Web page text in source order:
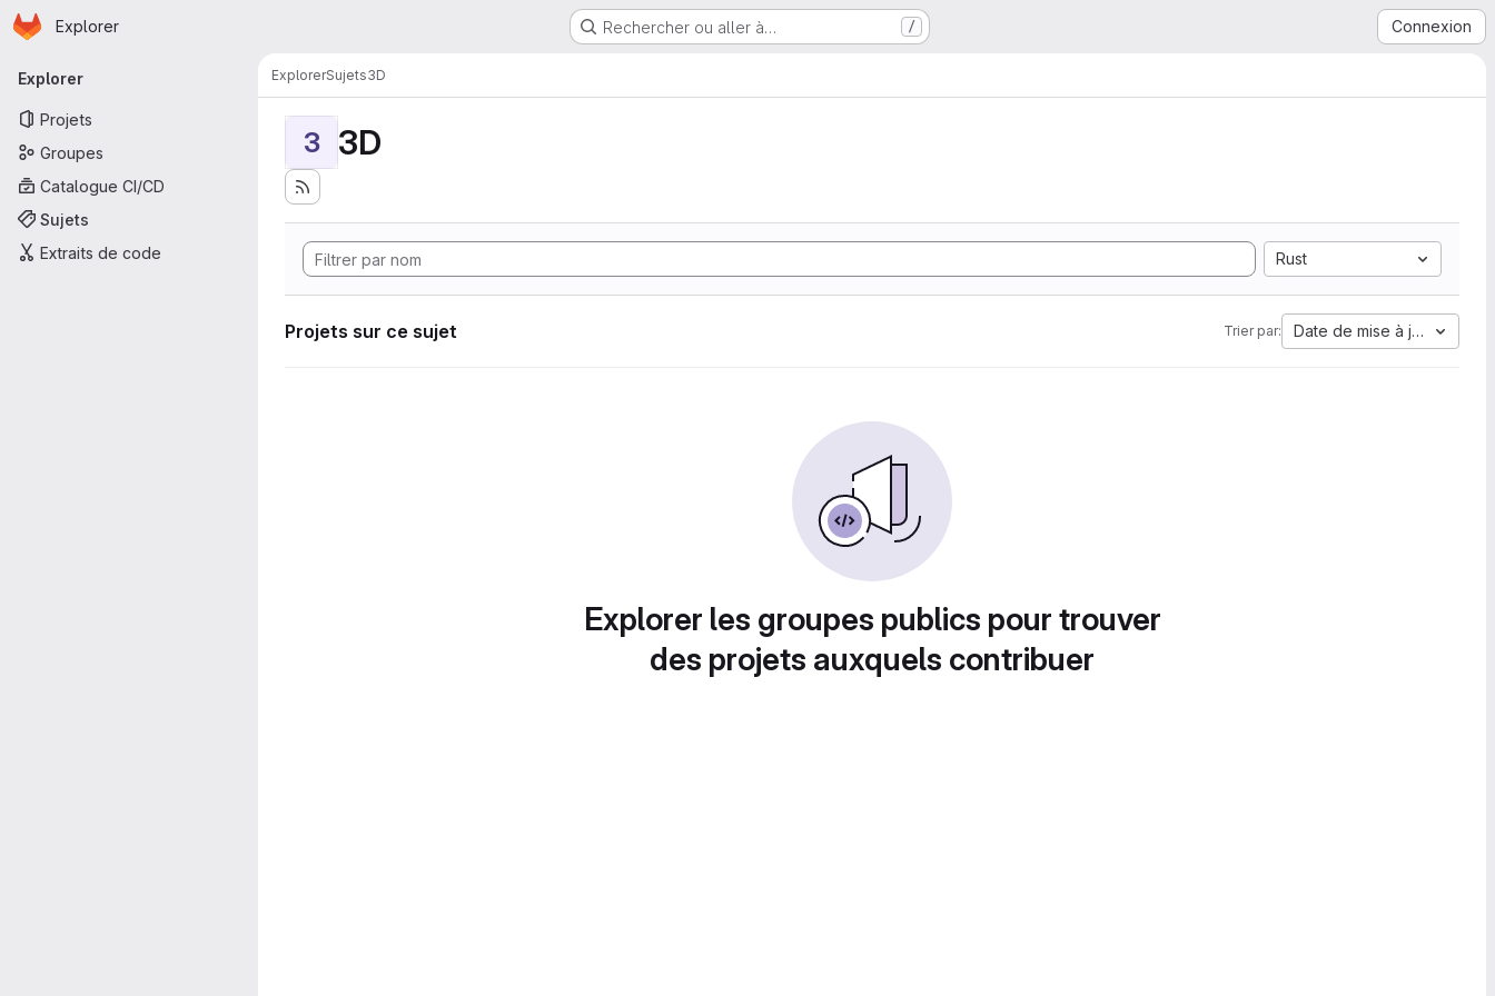
Passer au contenu principal
Page d'accueil
Explorer Rechercher ou aller à… / Connexion
Navigation principale
Explorer
Projets
Groupes
Catalogue CI/CD
Sujets
Extraits de code
ExplorerSujets3D
3 3D
Rust
Projets sur ce sujet Trier par: Date de mise à jour
Explorer les groupes publics pour trouver
des projets auxquels contribuer